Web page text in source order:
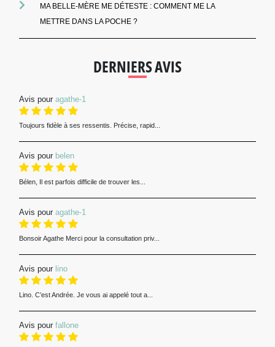
MA BELLE-MÈRE ME DÉTESTE : COMMENT ME LA
METTRE DANS LA POCHE ?
DERNIERS AVIS
Avis pour agathe-1
Toujours fidèle à ses ressentis. Précise, rapid...
Avis pour belen
Bélen, Il est parfois difficile de trouver les...
Avis pour agathe-1
Bonsoir Agathe Merci pour la consultation priv...
Avis pour lino
Lino. C’est Andrée. Je vous ai appelé tout a...
Avis pour fallone